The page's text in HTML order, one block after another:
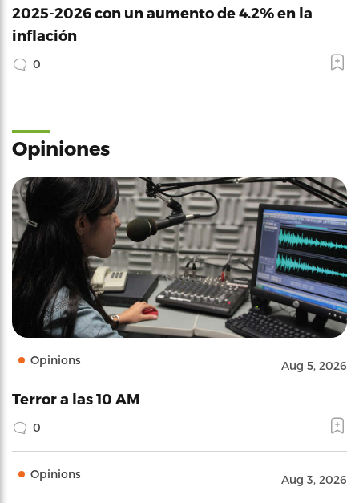
2025-2026 con un aumento de 4.2% en la
inflación
0
Opiniones
Opinions Aug 5, 2026
Terror a las 10 AM
0
Opinions Aug 3, 2026